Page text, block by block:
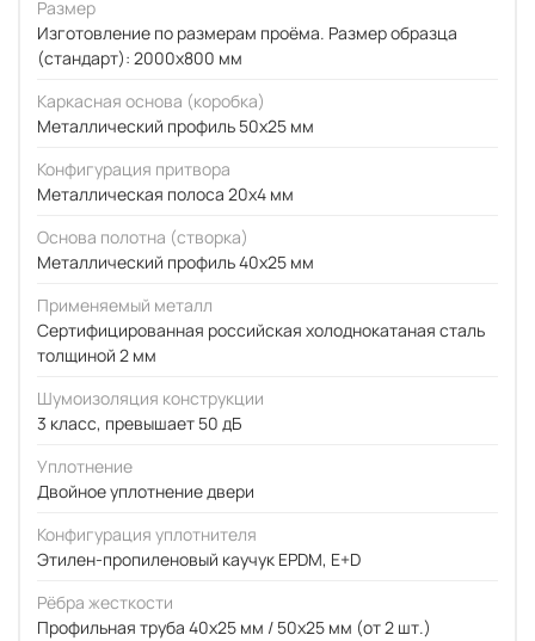
Размер
Изготовление по размерам проёма. Размер образца
(стандарт): 2000x800 мм
Каркасная основа (коробка)
Металлический профиль 50x25 мм
Конфигурация притвора
Металлическая полоса 20x4 мм
Основа полотна (створка)
Металлический профиль 40x25 мм
Применяемый металл
Сертифицированная российская холоднокатаная сталь
толщиной 2 мм
Шумоизоляция конструкции
3 класс, превышает 50 дБ
Уплотнение
Двойное уплотнение двери
Конфигурация уплотнителя
Этилен-пропиленовый каучук EPDM, E+D
Рёбра жесткости
Профильная труба 40х25 мм / 50x25 мм (от 2 шт.)